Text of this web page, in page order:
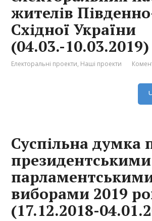
жителів
Східної України
(04.03.-10.03.2019)
Електоральні проекти, Наші проекти
Суспільна думка
виборами 2019
(17.12.2018-